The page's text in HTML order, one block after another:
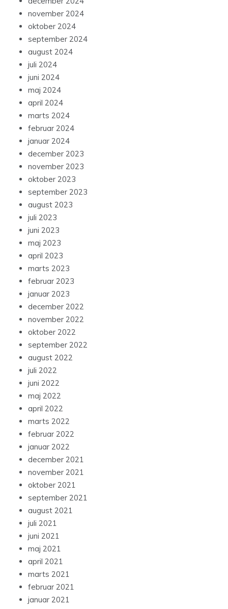
november 2024
oktober 2024
september 2024
august 2024
juli 2024
juni 2024
maj 2024
april 2024
marts 2024
februar 2024
januar 2024
december 2023
november 2023
oktober 2023
september 2023
august 2023
juli 2023
juni 2023
maj 2023
april 2023
marts 2023
februar 2023
januar 2023
december 2022
november 2022
oktober 2022
september 2022
august 2022
juli 2022
juni 2022
maj 2022
april 2022
marts 2022
februar 2022
januar 2022
december 2021
november 2021
oktober 2021
september 2021
august 2021
juli 2021
juni 2021
maj 2021
april 2021
marts 2021
februar 2021
januar 2021